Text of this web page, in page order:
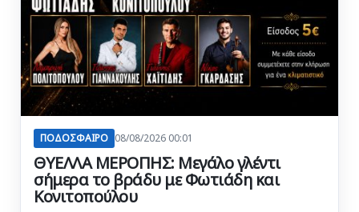
ΠΟΔΟΣΦΑΙΡΟ 08/08/2026 00:01
ΘΥΕΛΛΑ ΜΕΡΟΠΗΣ: Μεγάλο γλέντι
σήμερα το βράδυ με Φωτιάδη και
Κονιτοπούλου